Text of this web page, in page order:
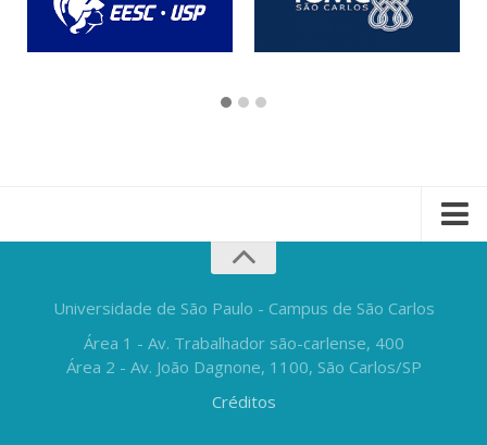
Universidade de São Paulo - Campus de São Carlos
Área 1 - Av. Trabalhador são-carlense, 400
Área 2 - Av. João Dagnone, 1100, São Carlos/SP
Créditos